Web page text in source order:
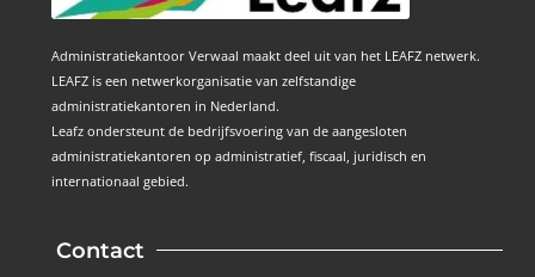
Administratiekantoor Verwaal maakt deel uit van het LEAFZ netwerk.
LEAFZ is een netwerkorganisatie van zelfstandige
administratiekantoren in Nederland.
Leafz ondersteunt de bedrijfsvoering van de aangesloten
administratiekantoren op administratief, fiscaal, juridisch en
internationaal gebied.
Contact